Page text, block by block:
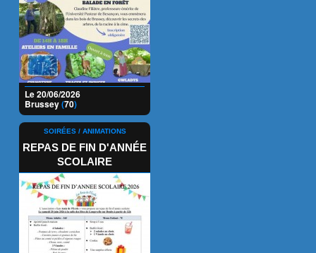
Le 20/06/2026
Brussey(70)
SOIRÉES / ANIMATIONS
REPAS DE FIN D'ANNÉE
SCOLAIRE